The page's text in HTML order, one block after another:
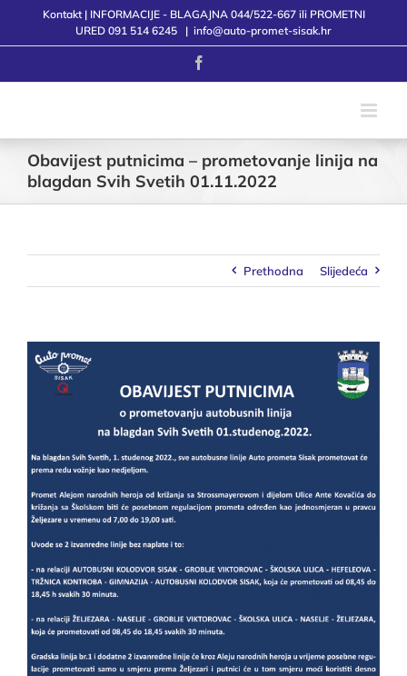
Kontakt | INFORMACIJE - BLAGAJNA 044/522-667 ili PROMETNI
URED 091 514 6245
| info@auto-promet-sisak.hr
Obavijest putnicima – prometovanje linija na
blagdan Svih Svetih 01.11.2022
Prethodna Slijedeća
View
Larger
Image